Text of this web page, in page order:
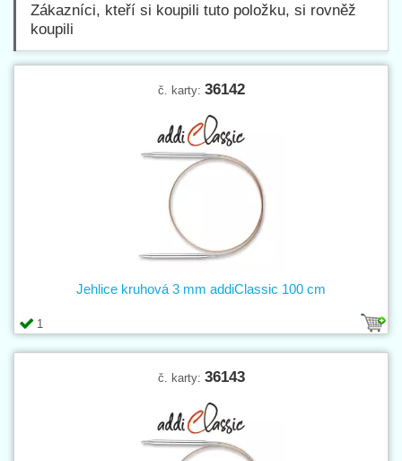
Zákazníci, kteří si koupili tuto položku, si rovněž
koupili
č. karty: 36142
1
Jehlice kruhová 3 mm addiClassic 100 cm
č. karty: 36143